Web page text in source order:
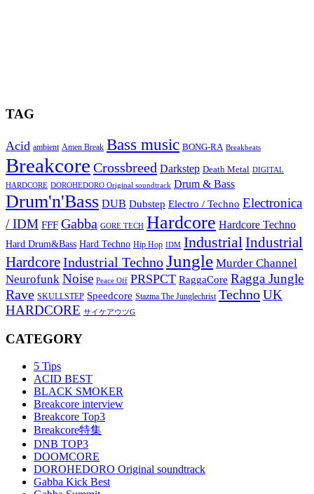
TAG
Acid ambient Amen Break Bass music BONG-RA Breakbeats
Breakcore Crossbreed Darkstep Death Metal DIGITAL
HARDCORE DOROHEDORO Original soundtrack Drum & Bass
Drum'n'Bass DUB Dubstep Electro / Techno Electronica
/ IDM FFF Gabba GORE TECH Hardcore Hardcore Techno
Hard Drum&Bass Hard Techno Hip Hop IDM IndustrialIndustrial
HardcoreIndustrial TechnoJungle Murder Channel
Neurofunk Noise Peace Off PRSPCT RaggaCore Ragga Jungle
Rave SKULLSTEP Speedcore Stazma The Junglechrist TechnoUK
HARDCORE サイケアウツG
CATEGORY
5 Tips
ACID BEST
BLACK SMOKER
Breakcore interview
Breakcore Top3
Breakcore特集
DNB TOP3
DOOMCORE
DOROHEDORO Original soundtrack
Gabba Kick Best